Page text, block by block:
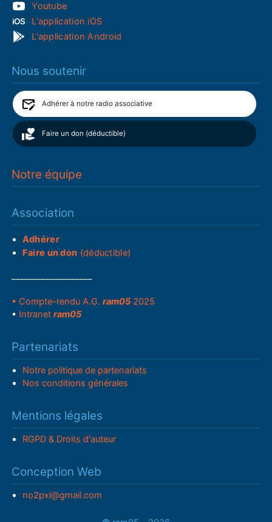
Youtube
L'application iOS
L'application Android
Nous soutenir
Adhérer à notre radio associative
Faire un don (déductible)
Notre équipe
Association
Adhérer
Faire un don (déductible)
• Compte-rendu A.G.ram05 2025
• Intranetram05
Partenariats
Notre politique de partenariats
Nos conditions générales
Mentions légales
RGPD & Droits d'auteur
Conception Web
no2pxl@gmail.com